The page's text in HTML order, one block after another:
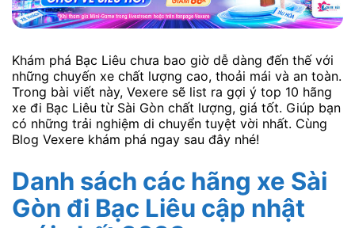
Khám phá Bạc Liêu chưa bao giờ dễ dàng đến thế với
những chuyến xe chất lượng cao, thoải mái và an toàn.
Trong bài viết này, Vexere sẽ list ra gợi ý top 10 hãng
xe đi Bạc Liêu từ Sài Gòn chất lượng, giá tốt. Giúp bạn
có những trải nghiệm di chuyển tuyệt vời nhất. Cùng
Blog Vexere khám phá ngay sau đây nhé!
Danh sách các hãng xe Sài
Gòn đi Bạc Liêu cập nhật